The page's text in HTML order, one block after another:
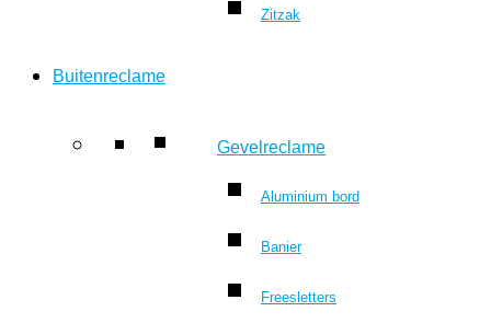
Zitzak
Buitenreclame
Gevelreclame
Aluminium bord
Banier
Freesletters